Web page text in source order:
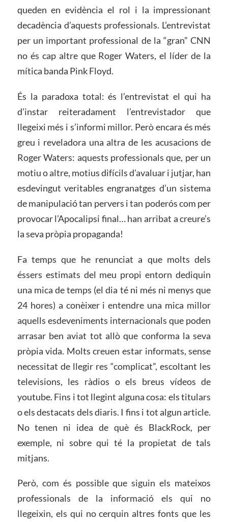
queden en evidència el rol i la impressionant
decadència d’aquests professionals. L’entrevistat
per un important professional de la “gran” CNN
no és cap altre que Roger Waters, el líder de la
mítica banda Pink Floyd.
És la paradoxa total: és l’entrevistat el qui ha
d’instar reiteradament l’entrevistador que
llegeixi més i s’informi millor. Però encara és més
greu i reveladora una altra de les acusacions de
Roger Waters: aquests professionals que, per un
motiu o altre, motius difícils d’avaluar i jutjar, han
esdevingut veritables engranatges d’un sistema
de manipulació tan pervers i tan poderós com per
provocar l’Apocalipsi final… han arribat a creure’s
la seva pròpia propaganda!
Fa temps que he renunciat a que molts dels
éssers estimats del meu propi entorn dediquin
una mica de temps (el dia té ni més ni menys que
24 hores) a conèixer i entendre una mica millor
aquells esdeveniments internacionals que poden
arrasar ben aviat tot allò que conforma la seva
pròpia vida. Molts creuen estar informats, sense
necessitat de llegir res “complicat”, escoltant les
televisions, les ràdios o els breus vídeos de
youtube. Fins i tot llegint alguna cosa: els titulars
o els destacats dels diaris. I fins i tot algun article.
No tenen ni idea de què és BlackRock, per
exemple, ni sobre qui té la propietat de tals
mitjans.
Però, com és possible que siguin els mateixos
professionals de la informació els qui no
llegeixin, els qui no cerquin altres fonts que les